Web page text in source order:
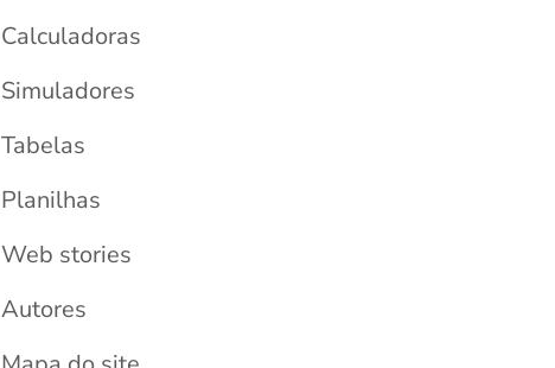
Calculadoras
Simuladores
Tabelas
Planilhas
Web stories
Autores